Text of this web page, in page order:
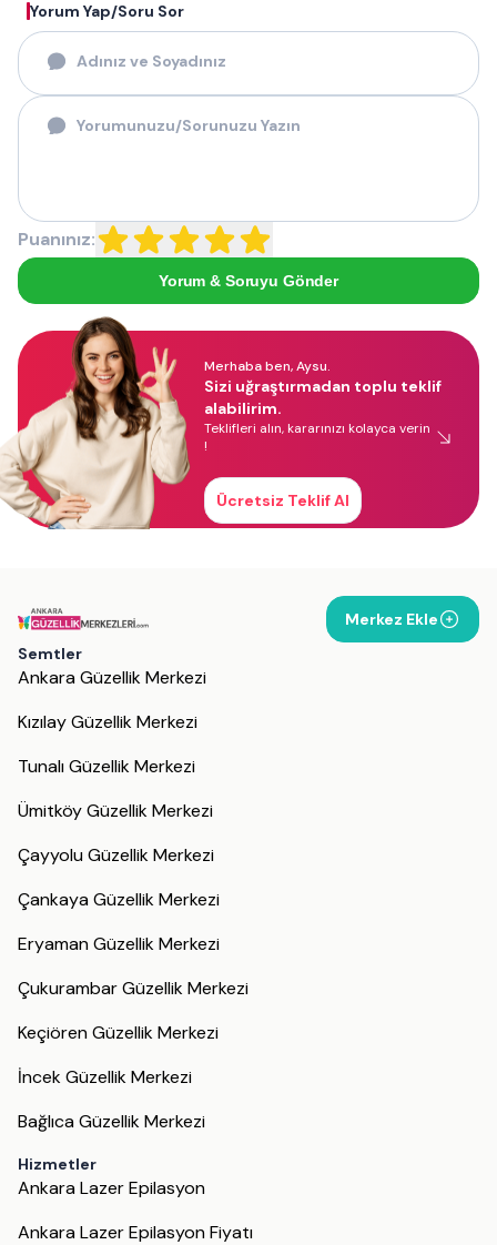
Yorum Yap/Soru Sor
Puanınız:
Yorum & Soruyu Gönder
Merhaba ben, Aysu.
Sizi uğraştırmadan toplu teklif
alabilirim.
Teklifleri alın, kararınızı kolayca verin
!
Ücretsiz Teklif Al
Merkez Ekle
Semtler
Ankara Güzellik Merkezi
Kızılay Güzellik Merkezi
Tunalı Güzellik Merkezi
Ümitköy Güzellik Merkezi
Çayyolu Güzellik Merkezi
Çankaya Güzellik Merkezi
Eryaman Güzellik Merkezi
Çukurambar Güzellik Merkezi
Keçiören Güzellik Merkezi
İncek Güzellik Merkezi
Bağlıca Güzellik Merkezi
Hizmetler
Ankara Lazer Epilasyon
Ankara Lazer Epilasyon Fiyatı